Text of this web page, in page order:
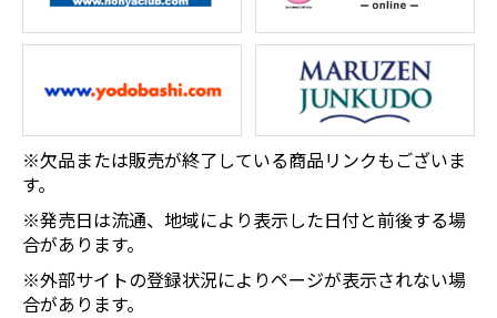
※欠品または販売が終了している商品リンクもございま
す。
※発売日は流通、地域により表示した日付と前後する場
合があります。
※外部サイトの登録状況によりページが表示されない場
合があります。